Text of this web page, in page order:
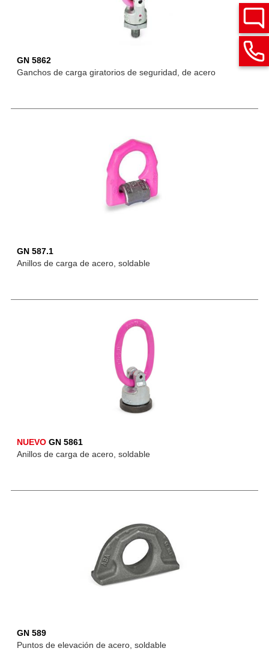
GN 5862
Ganchos de carga giratorios de seguridad, de acero
GN 587.1
Anillos de carga de acero, soldable
NUEVO GN 5861
Anillos de carga de acero, soldable
GN 589
Puntos de elevación de acero, soldable